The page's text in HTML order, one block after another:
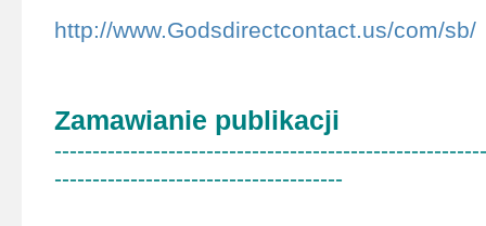
http://www.Godsdirectcontact.us/com/sb/
Zamawianie publikacji
--------------------------------------